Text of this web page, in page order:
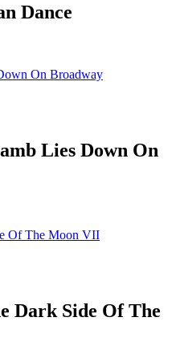
Dance
Lies Down On
Dark Side Of The